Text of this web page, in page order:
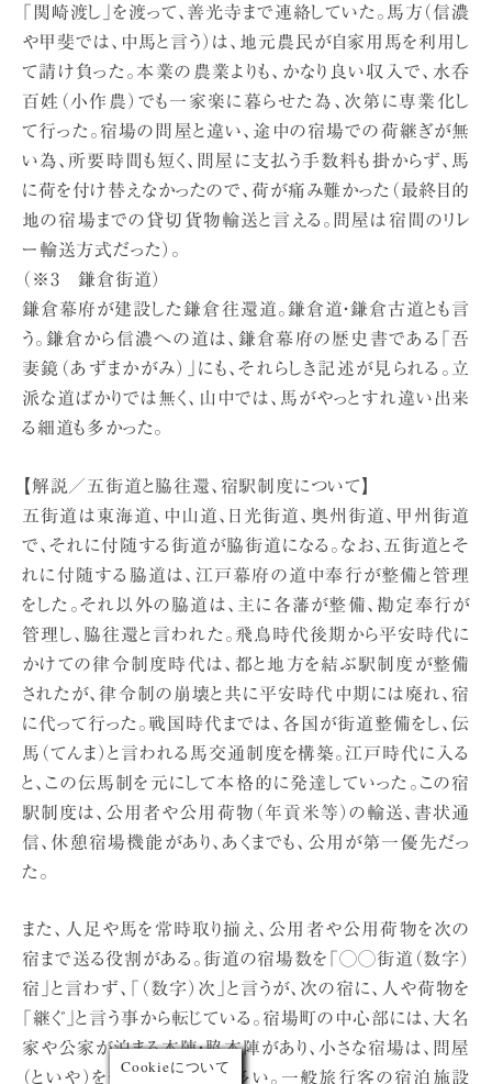
「関崎渡し」を渡って、善光寺まで連絡していた。馬方（信濃
や甲斐では、中馬と言う）は、地元農民が自家用馬を利用し
て請け負った。本業の農業よりも、かなり良い収入で、水呑
百姓（小作農）でも一家楽に暮らせた為、次第に専業化し
て行った。宿場の問屋と違い、途中の宿場での荷継ぎが無
い為、所要時間も短く、問屋に支払う手数料も掛からず、馬
に荷を付け替えなかったので、荷が痛み難かった（最終目的
地の宿場までの貸切貨物輸送と言える。問屋は宿間のリレ
ー輸送方式だった）。
（※3 鎌倉街道）
鎌倉幕府が建設した鎌倉往還道。鎌倉道・鎌倉古道とも言
う。鎌倉から信濃への道は、鎌倉幕府の歴史書である「吾
妻鏡（あずまかがみ）」にも、それらしき記述が見られる。立
派な道ばかりでは無く、山中では、馬がやっとすれ違い出来
る細道も多かった。
【解説／五街道と脇往還、宿駅制度について】
五街道は東海道、中山道、日光街道、奥州街道、甲州街道
で、それに付随する街道が脇街道になる。なお、五街道とそ
れに付随する脇道は、江戸幕府の道中奉行が整備と管理
をした。それ以外の脇道は、主に各藩が整備、勘定奉行が
管理し、脇往還と言われた。飛鳥時代後期から平安時代に
かけての律令制度時代は、都と地方を結ぶ駅制度が整備
されたが、律令制の崩壊と共に平安時代中期には廃れ、宿
に代って行った。戦国時代までは、各国が街道整備をし、伝
馬（てんま）と言われる馬交通制度を構築。江戸時代に入る
と、この伝馬制を元にして本格的に発達していった。この宿
駅制度は、公用者や公用荷物（年貢米等）の輸送、書状通
信、休憩宿場機能があり、あくまでも、公用が第一優先だっ
た。
また、人足や馬を常時取り揃え、公用者や公用荷物を次の
宿まで送る役割がある。街道の宿場数を「◯◯街道（数字）
宿」と言わず、「（数字）次」と言うが、次の宿に、人や荷物を
「継ぐ」と言う事から転じている。宿場町の中心部には、大名
家や公家が泊まる本陣・脇本陣があり、小さな宿場は、問屋
（といや）を兼ねている事が多い。一般旅行客の宿泊施設
Cookieについて